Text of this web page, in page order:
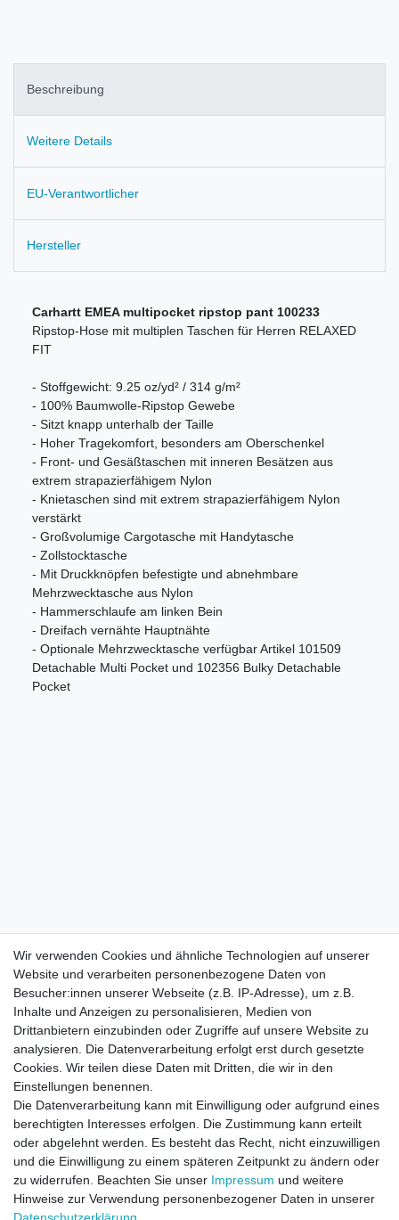
Beschreibung
Weitere Details
EU-Verantwortlicher
Hersteller
Carhartt EMEA multipocket ripstop pant 100233
Ripstop-Hose mit multiplen Taschen für Herren RELAXED
FIT
- Stoffgewicht: 9.25 oz/yd² / 314 g/m²
- 100% Baumwolle-Ripstop Gewebe
- Sitzt knapp unterhalb der Taille
- Hoher Tragekomfort, besonders am Oberschenkel
- Front- und Gesäßtaschen mit inneren Besätzen aus
extrem strapazierfähigem Nylon
- Knietaschen sind mit extrem strapazierfähigem Nylon
verstärkt
- Großvolumige Cargotasche mit Handytasche
- Zollstocktasche
- Mit Druckknöpfen befestigte und abnehmbare
Mehrzwecktasche aus Nylon
- Hammerschlaufe am linken Bein
- Dreifach vernähte Hauptnähte
- Optionale Mehrzwecktasche verfügbar Artikel 101509
Detachable Multi Pocket und 102356 Bulky Detachable
Pocket
Direktkontakt per Telefon unter 04331 / 4928-910
Wir verwenden Cookies und ähnliche Technologien auf unserer
Website und verarbeiten personenbezogene Daten von
Besucher:innen unserer Webseite (z.B. IP-Adresse), um z.B.
Inhalte und Anzeigen zu personalisieren, Medien von
Drittanbietern einzubinden oder Zugriffe auf unsere Website zu
analysieren. Die Datenverarbeitung erfolgt erst durch gesetzte
Cookies. Wir teilen diese Daten mit Dritten, die wir in den
Einstellungen benennen.
Die Datenverarbeitung kann mit Einwilligung oder aufgrund eines
berechtigten Interesses erfolgen. Die Zustimmung kann erteilt
oder abgelehnt werden. Es besteht das Recht, nicht einzuwilligen
und die Einwilligung zu einem späteren Zeitpunkt zu ändern oder
zu widerrufen. Beachten Sie unser Impressum und weitere
Hinweise zur Verwendung personenbezogener Daten in unserer